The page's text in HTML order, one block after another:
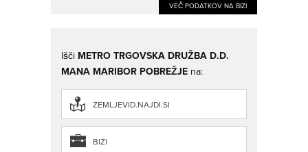
VEČ PODATKOV NA BIZI
Išči METRO TRGOVSKA DRUŽBA D.D.
MANA MARIBOR POBREŽJE na:
ZEMLJEVID.NAJDI.SI
BIZI